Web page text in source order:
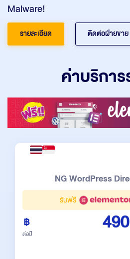
Malware!
รายละเอียด ติดต่อฝ่ายขาย
ค่าบริกา
NG WordPress
รับฟรี
490
ต่อปี